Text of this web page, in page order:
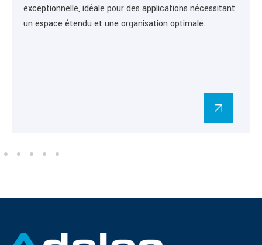
exceptionnelle, idéale pour des applications nécessitant
un espace étendu et une organisation optimale.